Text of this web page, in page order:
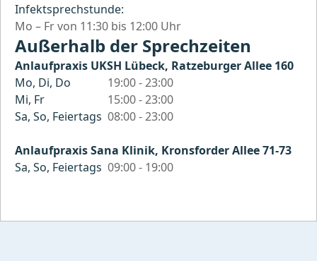
Infektsprechstunde:
Mo – Fr von 11:30 bis 12:00 Uhr
Außerhalb der Sprechzeiten
Anlaufpraxis UKSH Lübeck, Ratzeburger Allee 160
Mo, Di, Do
19:00 - 23:00
Mi, Fr
15:00 - 23:00
Sa, So, Feiertags 08:00 - 23:00
Anlaufpraxis Sana Klinik, Kronsforder Allee 71-73
Sa, So, Feiertags 09:00 - 19:00